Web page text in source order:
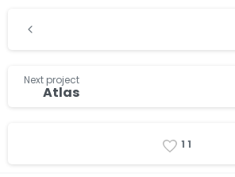
Next project
Atlas
1 1